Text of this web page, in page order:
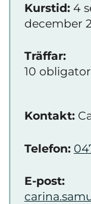
Kurstid: 4
december
Träffar:
10
Kontakt:
Telefon:
E-post: